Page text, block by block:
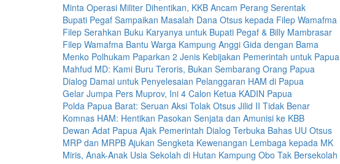
Minta Operasi Militer Dihentikan, KKB Ancam Perang Serentak
Bupati Pegaf Sampaikan Masalah Dana Otsus kepada Filep Wamafma
Filep Serahkan Buku Karyanya untuk Bupati Pegaf & Billy Mambrasar
Filep Wamafma Bantu Warga Kampung Anggi Gida dengan Bama
Menko Polhukam Paparkan 2 Jenis Kebijakan Pemerintah untuk Papua
Mahfud MD: Kami Buru Teroris, Bukan Sembarang Orang Papua
Dialog Damai untuk Penyelesaian Pelanggaran HAM di Papua
Gelar Jumpa Pers Muprov, Ini 4 Calon Ketua KADIN Papua
Polda Papua Barat: Seruan Aksi Tolak Otsus Jilid II Tidak Benar
Komnas HAM: Hentikan Pasokan Senjata dan Amunisi ke KBB
Dewan Adat Papua Ajak Pemerintah Dialog Terbuka Bahas UU Otsus
MRP dan MRPB Ajukan Sengketa Kewenangan Lembaga kepada MK
Miris, Anak-Anak Usia Sekolah di Hutan Kampung Obo Tak Bersekolah